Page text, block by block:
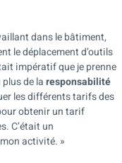
dans le bâtiment,
le déplacement d’outils
impératif que je prenne
de laresponsabilité
les différents tarifs des
obtenir un tarif
C’était un
activité. »